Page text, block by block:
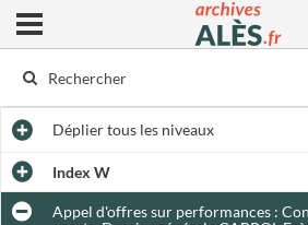
Archives municipales
Ouvrir le menu déroulant
Dépliertous les niveaux
Index W
Appel d'offres sur performances :